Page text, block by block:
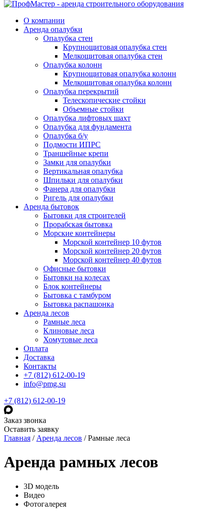
О компании
Аренда опалубки
Опалубка стен
Крупнощитовая опалубка стен
Мелкощитовая опалубка стен
Опалубка колонн
Крупнощитовая опалубка колонн
Мелкощитовая опалубка колонн
Опалубка перекрытий
Телескопические стойки
Объемные стойки
Опалубка лифтовых шахт
Опалубка для фундамента
Опалубка б/у
Подмости ИПРС
Траншейные крепи
Замки для опалубки
Вертикальная опалубка
Шпильки для опалубки
Фанера для опалубки
Ригель для опалубки
Аренда бытовок
Бытовки для строителей
Прорабская бытовка
Морские контейнеры
Морской контейнер 10 футов
Морской контейнер 20 футов
Морской контейнер 40 футов
Офисные бытовки
Бытовки на колесах
Блок контейнеры
Бытовка с тамбуром
Бытовка распашонка
Аренда лесов
Рамные леса
Клиновые леса
Хомутовые леса
Оплата
Доставка
Контакты
+7 (812) 612-00-19
info@pmg.su
+7 (812) 612-00-19
Заказ звонка
Оставить заявку
Главная / Аренда лесов /Рамные леса
Аренда рамных лесов
3D модель
Видео
Фотогалерея